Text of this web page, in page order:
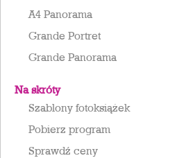
A4 Panorama
Grande Portret
Grande Panorama
Na skróty
Szablony fotoksiążek
Pobierz program
Sprawdź ceny